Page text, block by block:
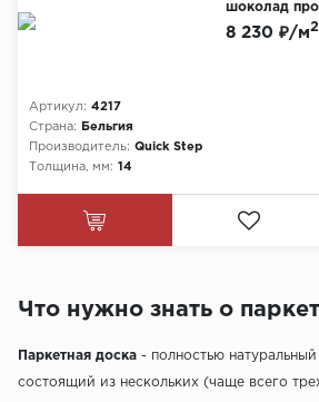
шоколад
Артикул: 4217
Страна:
Бельгия
Производитель: Quick Step
Толщина, мм: 14
8 230 ₽/м2
Что нужно знать о
Паркетная доска - полностью
состоящий из нескольких (чаще всего